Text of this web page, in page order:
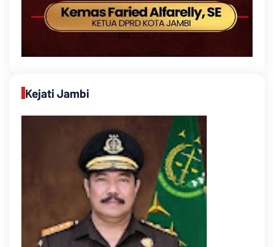
Kejati Jambi